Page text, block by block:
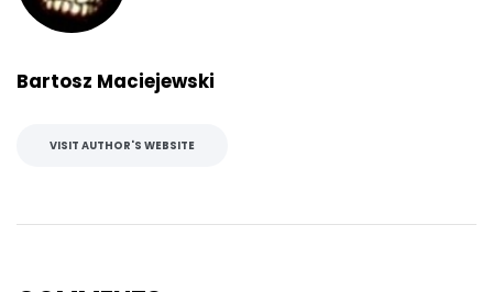
Bartosz Maciejewski
VISIT AUTHOR'S WEBSITE